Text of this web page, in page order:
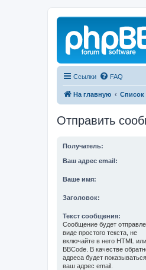
Ссылки FAQ
На главную
Отправить
Получатель:
Ваш адрес email:
Ваше имя:
Заголовок:
Текст сообщения:
Сообщение будет
виде простого текста, не
включайте в него HTML или
BBCode. В качестве
адреса будет показываться
ваш адрес email.